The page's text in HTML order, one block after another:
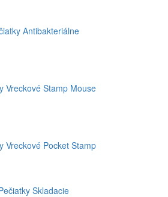
Antibakteriálne
Vreckové Stamp Mouse
Vreckové Pocket Stamp
Skladacie